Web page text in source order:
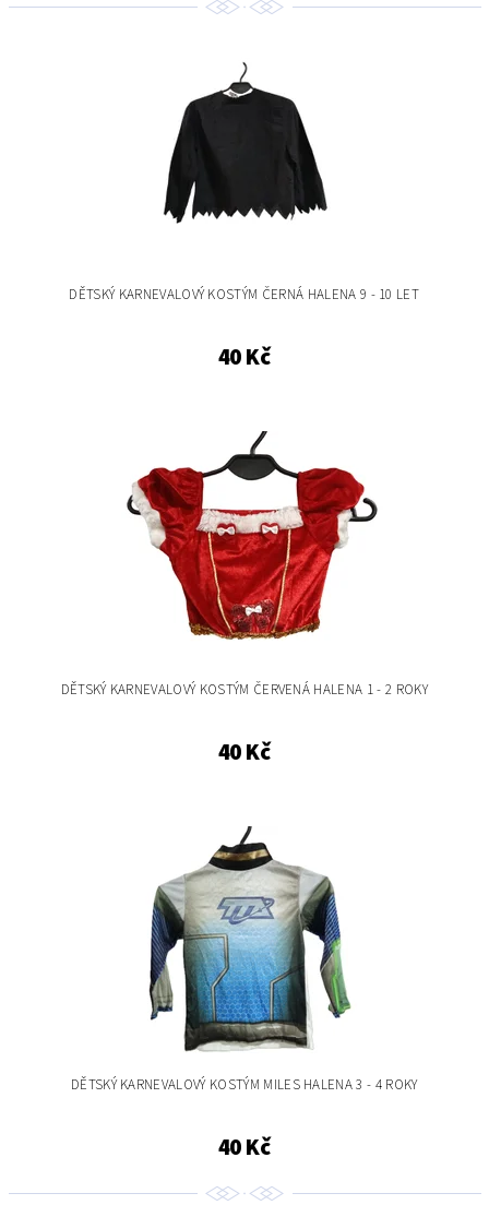
DĚTSKÝ KARNEVALOVÝ KOSTÝM ČERNÁ HALENA 9 - 10 LET
40 Kč
DĚTSKÝ KARNEVALOVÝ KOSTÝM ČERVENÁ HALENA 1 - 2 ROKY
40 Kč
DĚTSKÝ KARNEVALOVÝ KOSTÝM MILES HALENA 3 - 4 ROKY
40 Kč